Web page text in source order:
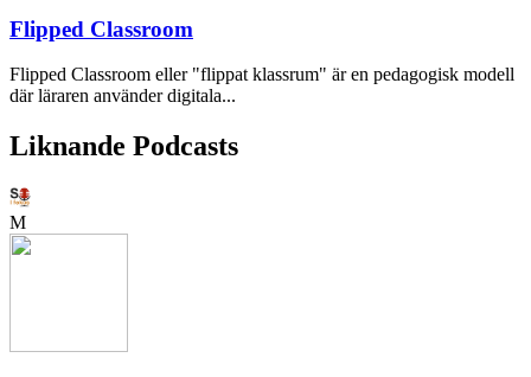
Flipped Classroom
Flipped Classroom eller "flippat klassrum" är en pedagogisk modell
där läraren använder digitala...
Liknande Podcasts
M